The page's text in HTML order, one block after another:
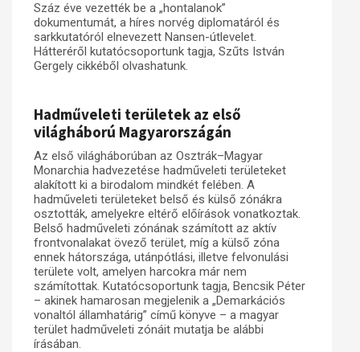
Száz éve vezették be a „hontalanok”
dokumentumát, a híres norvég diplomatáról és
sarkkutatóról elnevezett Nansen-útlevelet.
Hátteréről kutatócsoportunk tagja, Szűts István
Gergely cikkéből olvashatunk.
Hadműveleti területek az első
világháború Magyarországán
Az első világháborúban az Osztrák–Magyar
Monarchia hadvezetése hadműveleti területeket
alakított ki a birodalom mindkét felében. A
hadműveleti területeket belső és külső zónákra
osztották, amelyekre eltérő előírások vonatkoztak.
Belső hadműveleti zónának számított az aktív
frontvonalakat övező terület, míg a külső zóna
ennek hátországa, utánpótlási, illetve felvonulási
területe volt, amelyen harcokra már nem
számítottak. Kutatócsoportunk tagja, Bencsik Péter
– akinek hamarosan megjelenik a „Demarkációs
vonaltól államhatárig” című könyve – a magyar
terület hadműveleti zónáit mutatja be alábbi
írásában.